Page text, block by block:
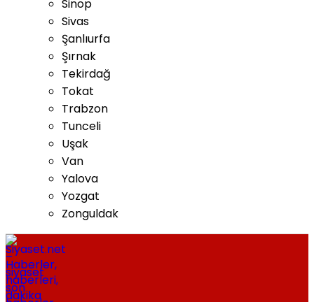
Sinop
Sivas
Şanlıurfa
Şırnak
Tekirdağ
Tokat
Trabzon
Tunceli
Uşak
Van
Yalova
Yozgat
Zonguldak